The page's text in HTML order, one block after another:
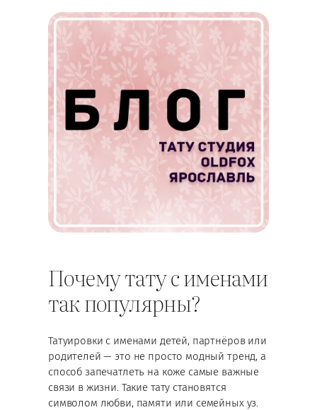
Почему тату с именами
так популярны?
Татуировки с именами детей, партнёров или
родителей — это не просто модный тренд, а
способ запечатлеть на коже самые важные
связи в жизни. Такие тату становятся
символом любви, памяти или семейных уз.